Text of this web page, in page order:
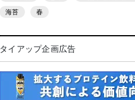
海苔 春
タイアップ企画広告